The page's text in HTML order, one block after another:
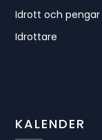
Idrott och pengar
Idrottare
KALENDER